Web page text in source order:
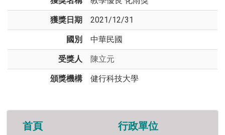
獲獎日期 2021/12/31
國別 中華民國
受獎人 陳立元
頒獎機構 健行科技大學
首頁 行政單位